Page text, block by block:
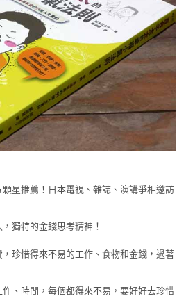
推薦！日本電視、雜誌、演講爭相邀訪
獨特的金錢思考精神！
珍惜得來不易的工作、食物和金錢，過著
、時間，每個都得來不易，要好好去珍惜